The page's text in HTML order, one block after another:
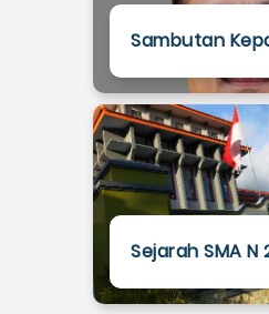
Sambutan
Sejarah SMA N